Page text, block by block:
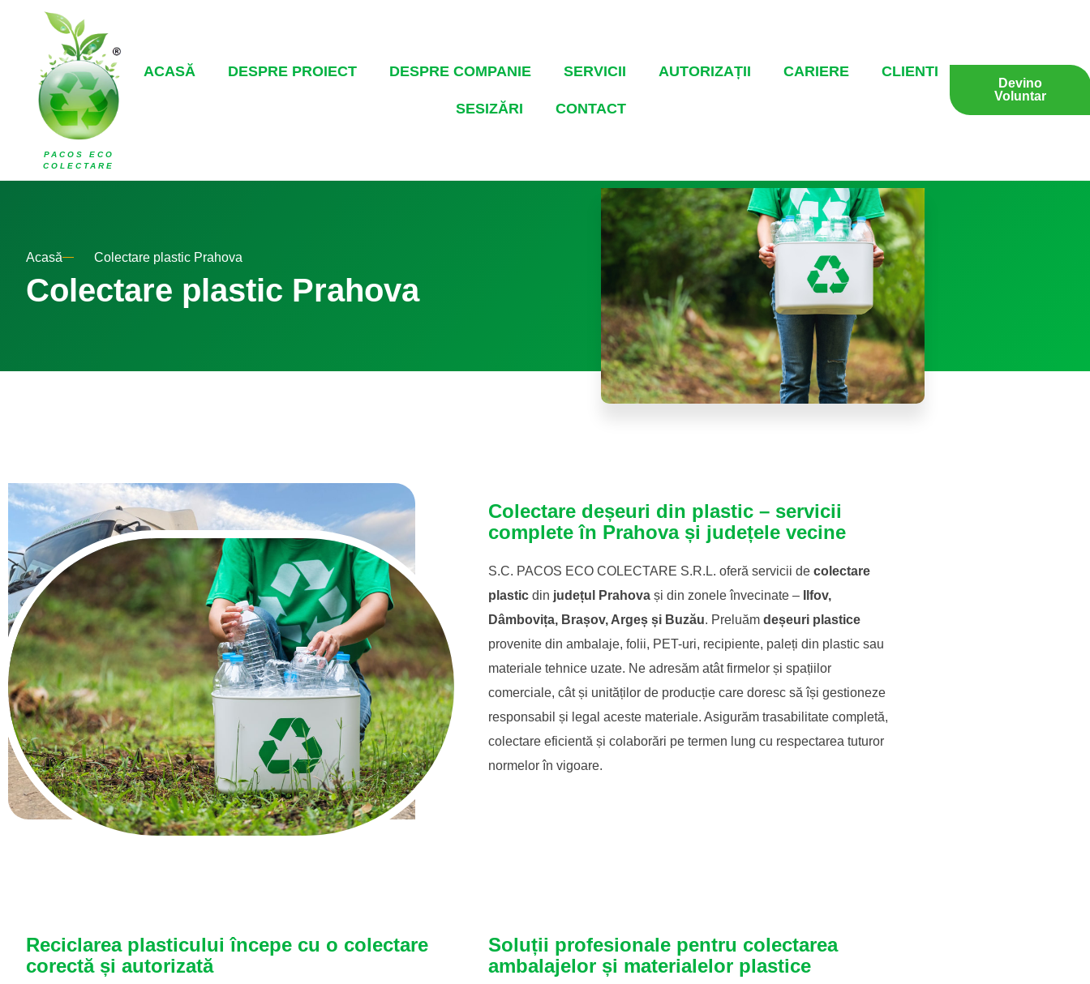
PACOS ECO
COLECTARE
ACASĂ DESPRE PROIECT DESPRE COMPANIE SERVICII AUTORIZAȚII CARIERE CLIENTI
SESIZĂRI CONTACT
Devino
Voluntar
Acasă Colectare plastic Prahova
Colectare plastic Prahova
Colectare deșeuri din plastic – servicii
complete în Prahova și județele vecine
S.C. PACOS ECO COLECTARE S.R.L. oferă servicii de colectare
plastic din județul Prahova și din zonele învecinate –
Ilfov,
Dâmbovița, Brașov, Argeș și Buzău. Preluăm deșeuri plastice
provenite din ambalaje, folii, PET-uri, recipiente, paleți din plastic sau
materiale tehnice uzate. Ne adresăm atât firmelor și spațiilor
comerciale, cât și unităților de producție care doresc să își gestioneze
responsabil și legal aceste materiale. Asigurăm trasabilitate completă,
colectare eficientă și colaborări pe termen lung cu respectarea tuturor
normelor în vigoare.
Reciclarea plasticului începe cu o colectare
corectă și autorizată
Soluții profesionale pentru colectarea
ambalajelor și materialelor plastice